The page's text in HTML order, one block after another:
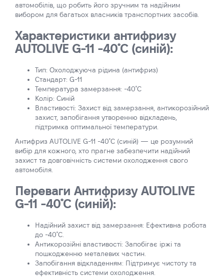
автомобілів, що робить його зручним та надійним
вибором для багатьох власників транспортних засобів.
Характеристики антифризу
AUTOLIVE G-11 -40˚C (синій):
Тип: Охолоджуюча рідина (антифриз)
Стандарт: G-11
Температура замерзання: -40˚C
Колір: Синій
Властивості: Захист від замерзання, антикорозійний
захист, запобігання утворенню відкладень,
підтримка оптимальної температури.
Антифриз AUTOLIVE G-11 -40˚C (синій) — це розумний
вибір для кожного, хто прагне забезпечити надійний
захист та довговічність системи охолодження свого
автомобіля.
Переваги Антифризу AUTOLIVE
G-11 -40˚C (синій):
Надійний захист від замерзання: Ефективна робота
до -40˚C.
Антикорозійні властивості: Запобігає іржі та
пошкодженню металевих частин.
Запобігання відкладенням: Підтримує чистоту та
ефективність системи охолодження.